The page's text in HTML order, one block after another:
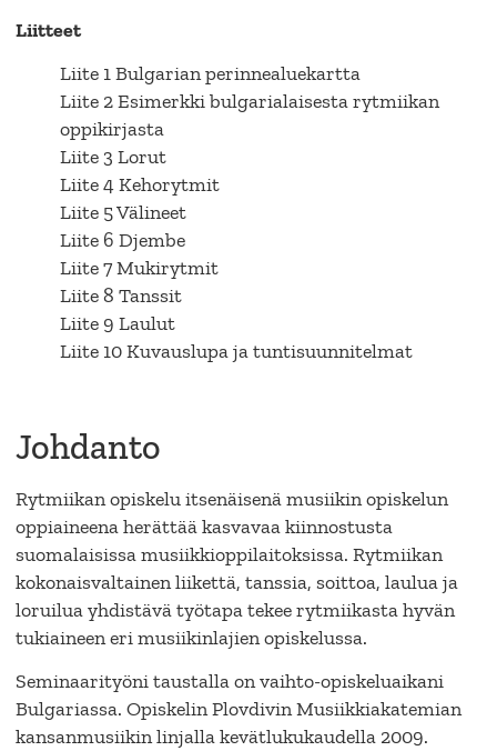
Liitteet
Liite 1 Bulgarian perinnealuekartta
Liite 2 Esimerkki bulgarialaisesta rytmiikan
oppikirjasta
Liite 3 Lorut
Liite 4 Kehorytmit
Liite 5 Välineet
Liite 6 Djembe
Liite 7 Mukirytmit
Liite 8 Tanssit
Liite 9 Laulut
Liite 10 Kuvauslupa ja tuntisuunnitelmat
Johdanto
Rytmiikan opiskelu itsenäisenä musiikin opiskelun
oppiaineena herättää kasvavaa kiinnostusta
suomalaisissa musiikkioppilaitoksissa. Rytmiikan
kokonaisvaltainen liikettä, tanssia, soittoa, laulua ja
loruilua yhdistävä työtapa tekee rytmiikasta hyvän
tukiaineen eri musiikinlajien opiskelussa.
Seminaarityöni taustalla on vaihto-opiskeluaikani
Bulgariassa. Opiskelin Plovdivin Musiikkiakatemian
kansanmusiikin linjalla kevätlukukaudella 2009.